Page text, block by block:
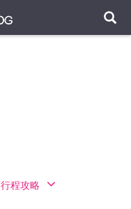
行程攻略